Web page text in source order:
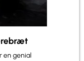
en genial